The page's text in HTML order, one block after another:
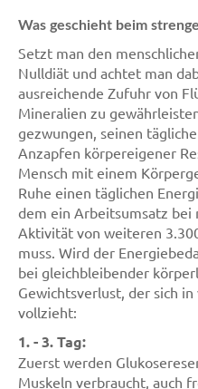
Was geschieht beim
Setzt man den
Nulldiät und achtet man
ausreichende Zufuhr von
Mineralien zu
gezwungen, seinen
Anzapfen körpereigener
Mensch mit einem
Ruhe einen täglichen
dem ein Arbeitsumsatz
Aktivität von weiteren
muss. Wird der
bei gleichbleibender
Gewichtsverlust, der sich
vollzieht:
1. - 3. Tag:
Zuerst werden
Muskeln verbraucht, auch